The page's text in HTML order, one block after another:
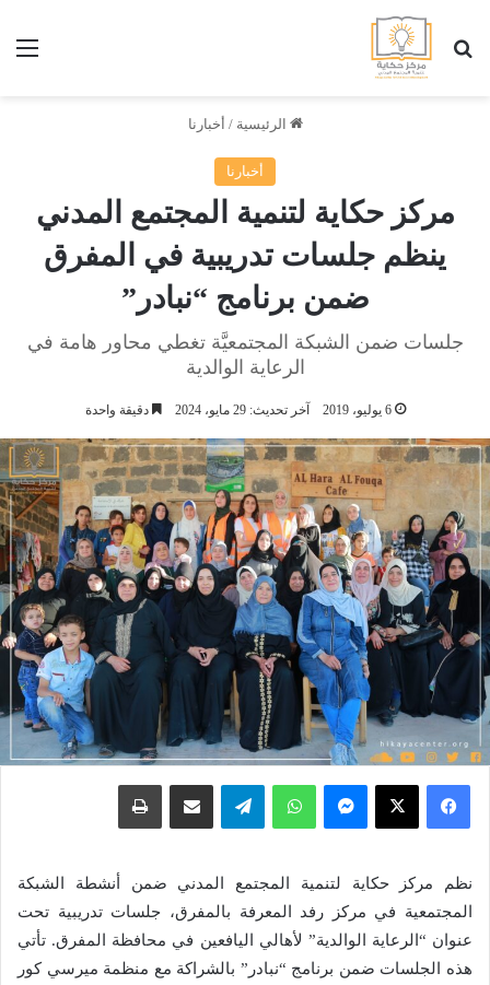
بحث عن
الرئيسية / أخبارنا
أخبارنا
مركز حكاية لتنمية المجتمع المدني
ينظم جلسات تدريبية في المفرق
ضمن برنامج “نبادر”
جلسات ضمن الشبكة المجتمعيَّة تغطي محاور هامة في
الرعاية الوالدية
6 يوليو، 2019 آخر تحديث: 29 مايو، 2024 دقيقة واحدة
فيسبوك X ماسنجر واتساب تيلقرام مشاركة عبر البريد طباعة
نظم مركز حكاية لتنمية المجتمع المدني ضمن أنشطة الشبكة
المجتمعية في مركز رفد المعرفة بالمفرق، جلسات تدريبية تحت
عنوان “الرعاية الوالدية” لأهالي اليافعين في محافظة المفرق. تأتي
هذه الجلسات ضمن برنامج “نبادر” بالشراكة مع منظمة ميرسي كور